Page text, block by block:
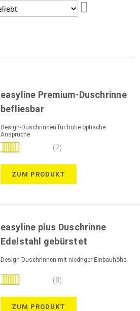
easyline Premium-Duschrinne
befliesbar
Design-Duschrinnen für hohe optische
Ansprüche
Bewertung:
(7)
ZUM PRODUKT
easyline plus Duschrinne
Edelstahl gebürstet
Design-Duschrinnen mit niedriger Einbauhöhe
Bewertung: (8)
ZUM PRODUKT